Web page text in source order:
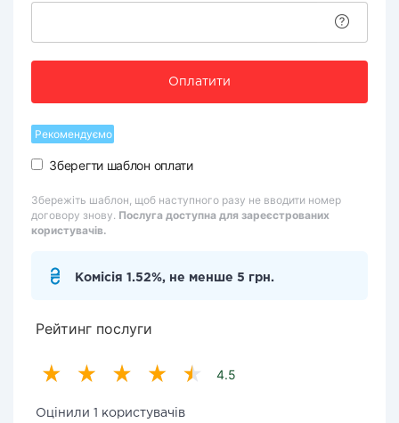
Оплатити
Рекомендуємо
Зберегти шаблон оплати
Збережіть шаблон, щоб наступного разу не вводити номер
договору знову. Послуга доступна для зареєстрованих
користувачів.
Комісія 1.52%, не менше 5 грн.
Рейтинг послуги
4.5
Оцінили 1 користувачів